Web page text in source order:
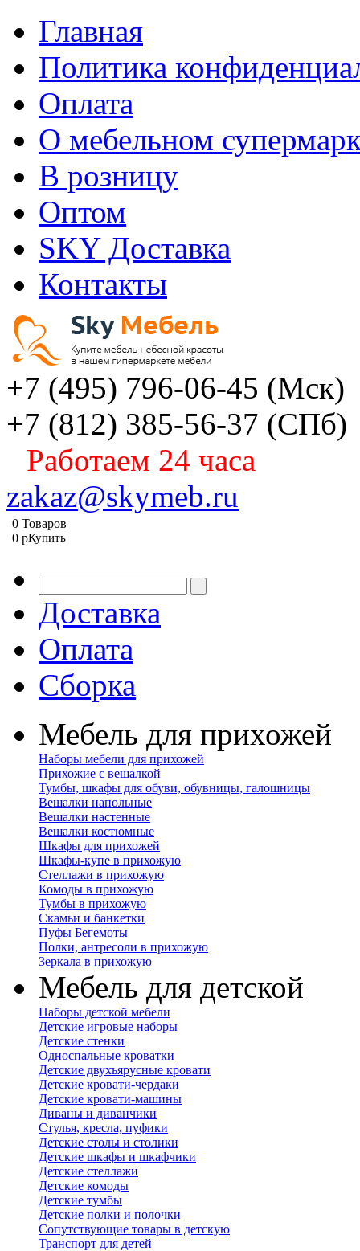
Главная
Политика
Оплата
О мебельном
В розницу
Оптом
SKY Доставка
Контакты
+7 (495) 796-06-45 (Мск)
+7 (812) 385-56-37 (СПб)
Работаем 24 часа
zakaz@skymeb.ru
0 Товаров
0 pКупить
Доставка
Оплата
Сборка
Мебель для прихожей
Наборы мебели для прихожей
Прихожие с вешалкой
Тумбы, шкафы для обуви, обувницы, галошницы
Вешалки напольные
Вешалки настенные
Вешалки костюмные
Шкафы для прихожей
Шкафы-купе в прихожую
Стеллажи в прихожую
Комоды в прихожую
Тумбы в прихожую
Скамьи и банкетки
Пуфы Бегемоты
Полки, антресоли в прихожую
Зеркала в прихожую
Мебель для детской
Наборы детской мебели
Детские игровые наборы
Детские стенки
Односпальные кроватки
Детские двухъярусные кровати
Детские кровати-чердаки
Детские кровати-машины
Диваны и диванчики
Стулья, кресла, пуфики
Детские столы и столики
Детские шкафы и шкафчики
Детские стеллажи
Детские комоды
Детские тумбы
Детские полки и полочки
Сопутствующие товары в детскую
Транспорт для детей